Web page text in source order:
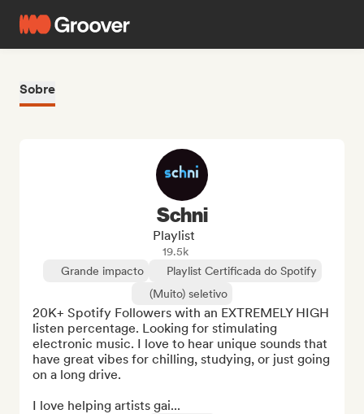
Sobre
Schni
Playlist
19.5k
Grande impacto
Playlist Certificada do Spotify
(Muito) seletivo
20K+ Spotify Followers with an EXTREMELY HIGH
listen percentage. Looking for stimulating
electronic music. I love to hear unique sounds that
have great vibes for chilling, studying, or just going
on a long drive.
I love helping artists gai...